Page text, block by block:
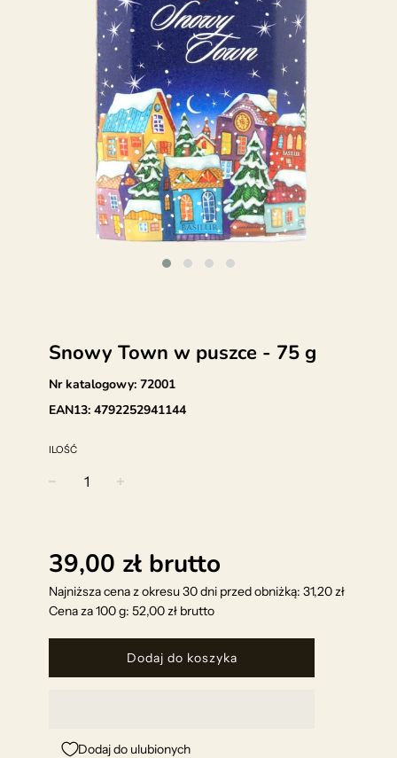
Snowy Town w puszce - 75 g
Nr katalogowy: 72001
EAN13: 4792252941144
ILOŚĆ
39,00 zł brutto
Najniższa cena z okresu 30 dni przed obniżką: 31,20 zł
Cena za 100 g: 52,00 zł brutto
Dodaj do koszyka
Dodaj do ulubionych